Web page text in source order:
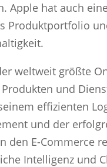
Apple hat auch
Produktportfolio
weltweit größte
und
effizienten
und der
den E-Commerce
Intelligenz und